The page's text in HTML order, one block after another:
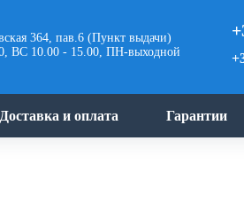
364, пав.6 (Пункт выдачи)
ВС 10.00 - 15.00, ПН-выходной
Доставка и оплата Гарантии